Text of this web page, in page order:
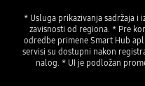
* Usluga prikazivanja sadržaja i
zavisnosti od regiona. * Pre
odredbe primene Smart Hub
servisi su dostupni nakon
nalog. * UI je podložan